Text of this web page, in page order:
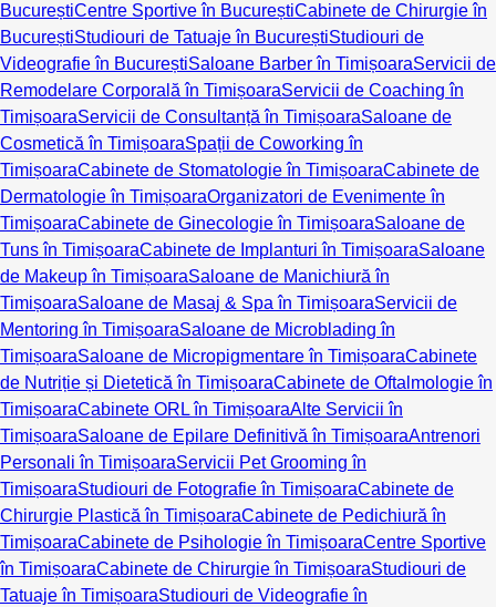
BucureștiCentre Sportive în BucureștiCabinete de Chirurgie în
BucureștiStudiouri de Tatuaje în BucureștiStudiouri de
Videografie în BucureștiSaloane Barber în TimișoaraServicii de
Remodelare Corporală în TimișoaraServicii de Coaching în
TimișoaraServicii de Consultanță în TimișoaraSaloane de
Cosmetică în TimișoaraSpații de Coworking în
TimișoaraCabinete de Stomatologie în TimișoaraCabinete de
Dermatologie în TimișoaraOrganizatori de Evenimente în
TimișoaraCabinete de Ginecologie în TimișoaraSaloane de
Tuns în TimișoaraCabinete de Implanturi în TimișoaraSaloane
de Makeup în TimișoaraSaloane de Manichiură în
TimișoaraSaloane de Masaj & Spa în TimișoaraServicii de
Mentoring în TimișoaraSaloane de Microblading în
TimișoaraSaloane de Micropigmentare în TimișoaraCabinete
de Nutriție și Dietetică în TimișoaraCabinete de Oftalmologie în
TimișoaraCabinete ORL în TimișoaraAlte Servicii în
TimișoaraSaloane de Epilare Definitivă în TimișoaraAntrenori
Personali în TimișoaraServicii Pet Grooming în
TimișoaraStudiouri de Fotografie în TimișoaraCabinete de
Chirurgie Plastică în TimișoaraCabinete de Pedichiură în
TimișoaraCabinete de Psihologie în TimișoaraCentre Sportive
în TimișoaraCabinete de Chirurgie în TimișoaraStudiouri de
Tatuaje în TimișoaraStudiouri de Videografie în